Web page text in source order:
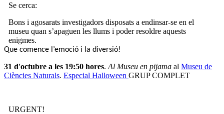
Se cerca:
Bons i agosarats investigadors disposats a endinsar-se en el
museu quan s’apaguen les llums i poder resoldre aquests
enigmes.
Que comence l’emoció i la diversió!
31 d'octubre a les 19:50 hores. Al Museu en pijama al Museu de
Ciències Naturals. Especial Halloween GRUP COMPLET
URGENT!